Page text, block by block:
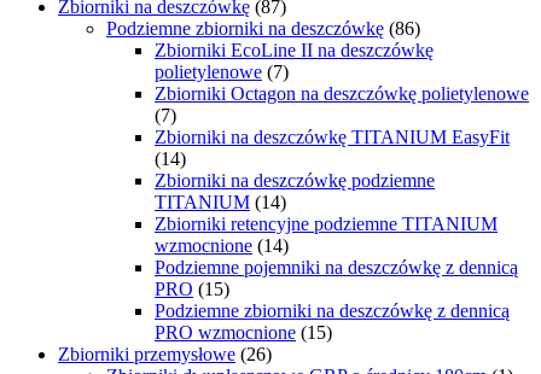
Zbiorniki na deszczówkę (87)
Podziemne zbiorniki na deszczówkę (86)
Zbiorniki EcoLine II na deszczówkę
polietylenowe (7)
Zbiorniki Octagon na deszczówkę polietylenowe
(7)
Zbiorniki na deszczówkę TITANIUM EasyFit
(14)
Zbiorniki na deszczówkę podziemne
TITANIUM (14)
Zbiorniki retencyjne podziemne TITANIUM
wzmocnione (14)
Podziemne pojemniki na deszczówkę z dennicą
PRO (15)
Podziemne zbiorniki na deszczówkę z dennicą
PRO wzmocnione (15)
Zbiorniki przemysłowe (26)